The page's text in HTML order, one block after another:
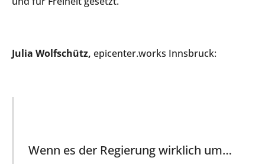
Julia Wolfschütz, epicenter.works Innsbruck:
Wenn es der Regierung wirklich um…